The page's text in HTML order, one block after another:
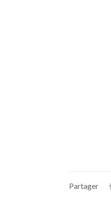
Partager